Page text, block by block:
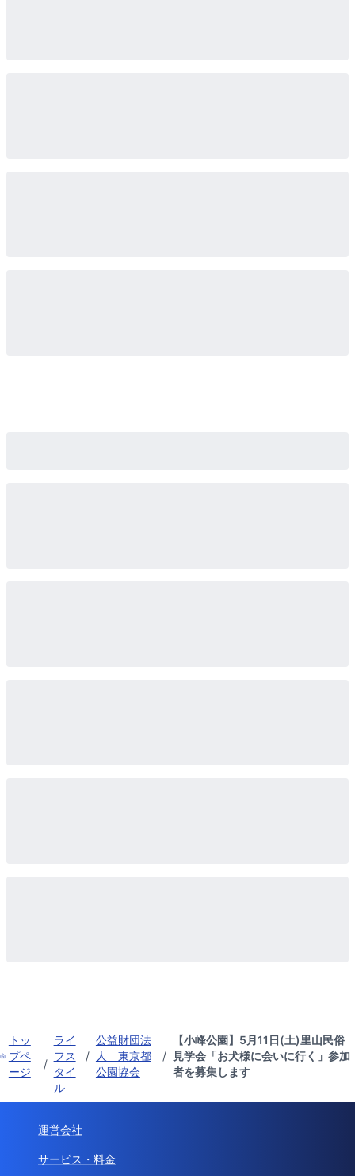
トッ
プペ
ージ
/
ライ
フス
タイ
ル
/
公益財団法
人 東京都
公園協会
/
【小峰公園】5月11日(土)里山民俗
見学会「お犬様に会いに行く」参加
者を募集します
運営会社
サービス・料金